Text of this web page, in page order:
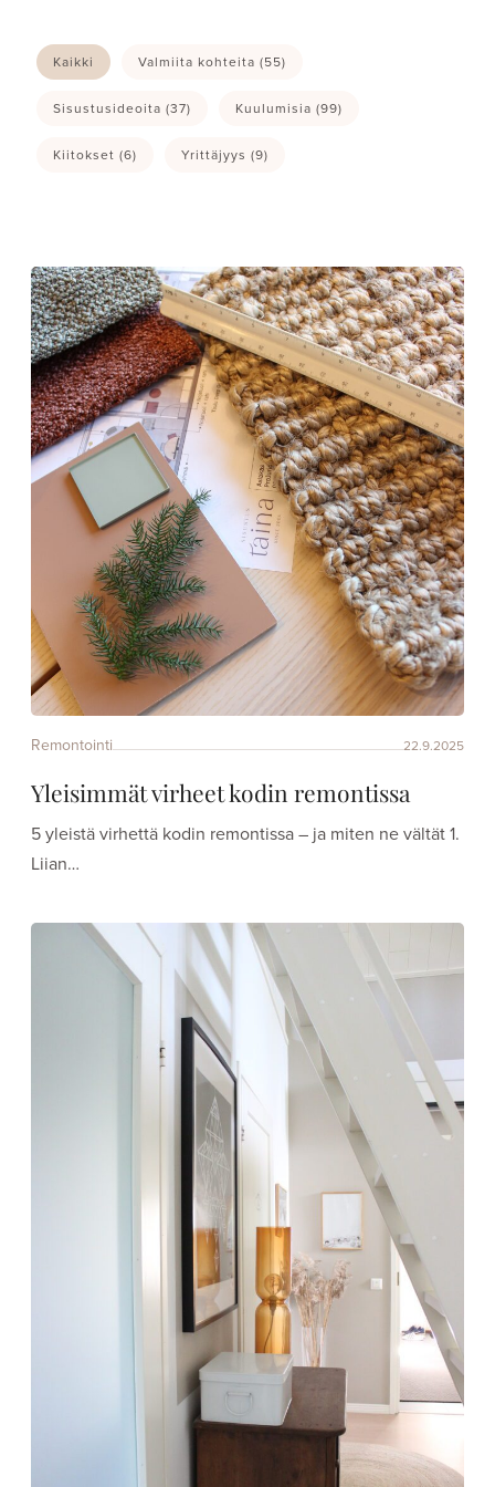
Kaikki Valmiita kohteita (55)
Sisustusideoita (37) Kuulumisia (99)
Kiitokset (6) Yrittäjyys (9)
Remontointi 22.9.2025
Yleisimmät virheet kodin remontissa
5 yleistä virhettä kodin remontissa – ja miten ne vältät 1.
Liian…